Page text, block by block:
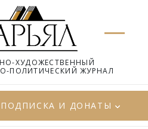
ХУДОЖЕСТВЕННЫЙ
ПОЛИТИЧЕСКИЙ ЖУРНАЛ
ПОДПИСКА И ДОНАТЫ